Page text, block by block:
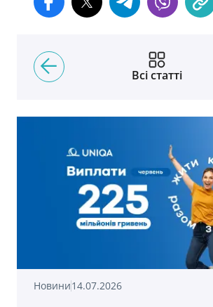
Всі статті
Новини14.07.2026